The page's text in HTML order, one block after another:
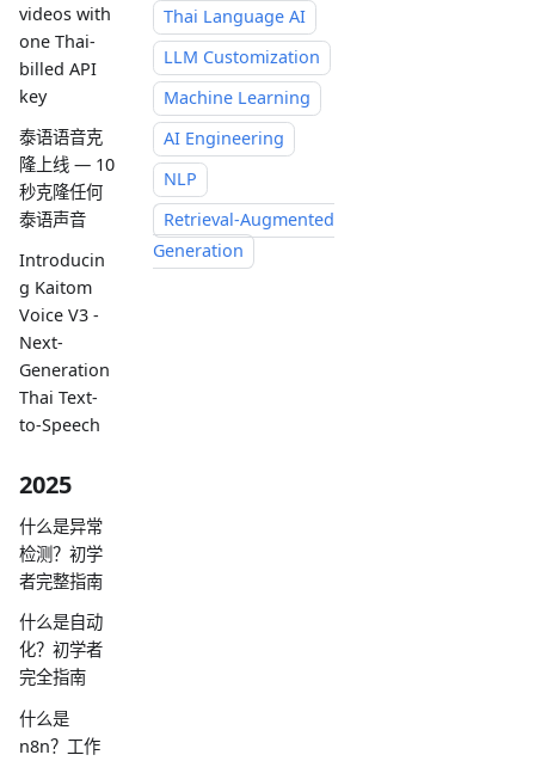
videos with
one Thai-
billed API
key
泰语语音克
隆上线 — 10
秒克隆任何
泰语声音
Introducin
g Kaitom
Voice V3 -
Next-
Generation
Thai Text-
to-Speech
2025
什么是异常
检测？初学
者完整指南
什么是自动
化？初学者
完全指南
什么是
n8n？工作
Thai Language AI
LLM Customization
Machine Learning
AI Engineering
NLP
Retrieval-Augmented
Generation